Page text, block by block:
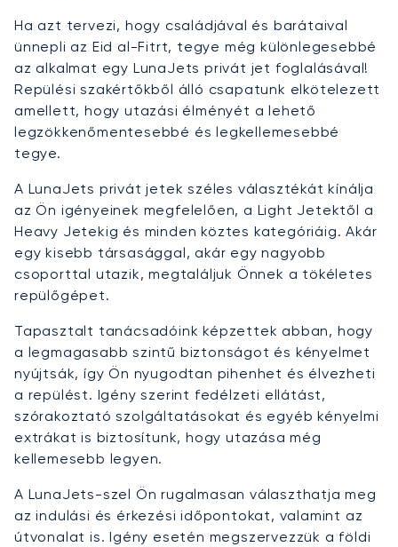
Ha azt tervezi, hogy családjával és barátaival
ünnepli az Eid al-Fitrt, tegye még különlegesebbé
az alkalmat egy LunaJets privát jet foglalásával!
Repülési szakértőkből álló csapatunk elkötelezett
amellett, hogy utazási élményét a lehető
legzökkenőmentesebbé és legkellemesebbé
tegye.
A LunaJets privát jetek széles választékát kínálja
az Ön igényeinek megfelelően, a Light Jetektől a
Heavy Jetekig és minden köztes kategóriáig. Akár
egy kisebb társasággal, akár egy nagyobb
csoporttal utazik, megtaláljuk Önnek a tökéletes
repülőgépet.
Tapasztalt tanácsadóink képzettek abban, hogy
a legmagasabb szintű biztonságot és kényelmet
nyújtsák, így Ön nyugodtan pihenhet és élvezheti
a repülést. Igény szerint fedélzeti ellátást,
szórakoztató szolgáltatásokat és egyéb kényelmi
extrákat is biztosítunk, hogy utazása még
kellemesebb legyen.
A LunaJets-szel Ön rugalmasan választhatja meg
az indulási és érkezési időpontokat, valamint az
útvonalat is. Igény esetén megszervezzük a földi